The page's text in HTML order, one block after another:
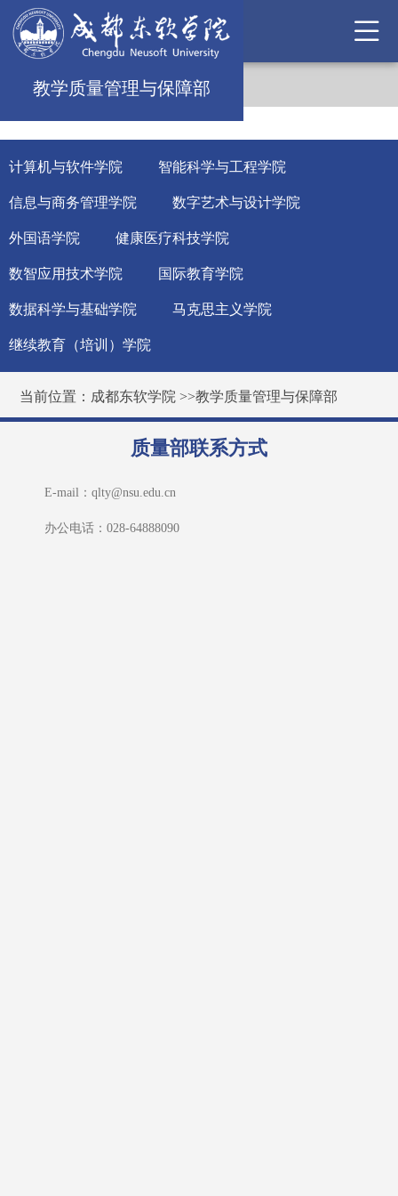
教学质量管理与保障部
计算机与软件学院 智能科学与工程学院
信息与商务管理学院 数字艺术与设计学院
外国语学院 健康医疗科技学院
数智应用技术学院 国际教育学院
数据科学与基础学院 马克思主义学院
继续教育（培训）学院
当前位置： 成都东软学院 >>教学质量管理与保障部
质量部联系方式
E-mail：qlty@nsu.edu.cn
办公电话：028-64888090